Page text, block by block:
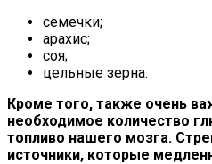
семечки;
арахис;
соя;
цельные зерна.
Кроме того, также очень
необходимое количество
топливо нашего мозга.
источники, которые